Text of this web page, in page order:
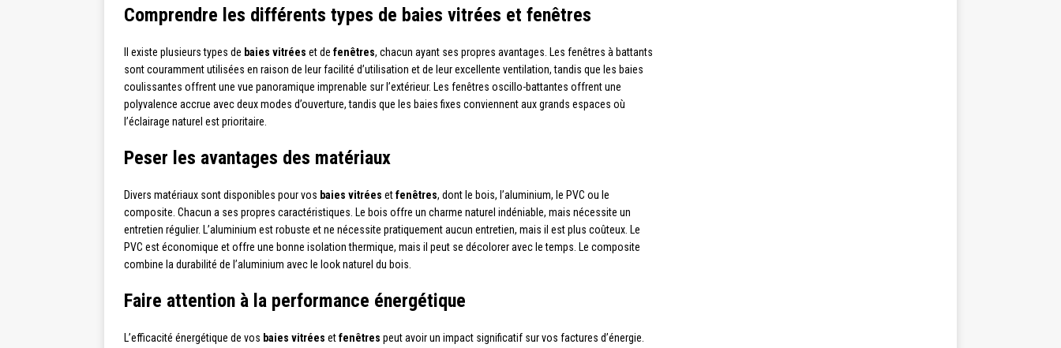
Comprendre les différents types de baies vitrées et fenêtres
Il existe plusieurs types de baies vitrées et de fenêtres, chacun ayant ses propres avantages. Les fenêtres à battants
sont couramment utilisées en raison de leur facilité d’utilisation et de leur excellente ventilation, tandis que les baies
coulissantes offrent une vue panoramique imprenable sur l’extérieur. Les fenêtres oscillo-battantes offrent une
polyvalence accrue avec deux modes d’ouverture, tandis que les baies fixes conviennent aux grands espaces où
l’éclairage naturel est prioritaire.
Peser les avantages des matériaux
Divers matériaux sont disponibles pour vos baies vitrées etfenêtres, dont le bois, l’aluminium, le PVC ou le
composite. Chacun a ses propres caractéristiques. Le bois offre un charme naturel indéniable, mais nécessite un
entretien régulier. L’aluminium est robuste et ne nécessite pratiquement aucun entretien, mais il est plus coûteux. Le
PVC est économique et offre une bonne isolation thermique, mais il peut se décolorer avec le temps. Le composite
combine la durabilité de l’aluminium avec le look naturel du bois.
Faire attention à la performance énergétique
L’efficacité énergétique de vos baies vitrées etfenêtres peut avoir un impact significatif sur vos factures d’énergie.